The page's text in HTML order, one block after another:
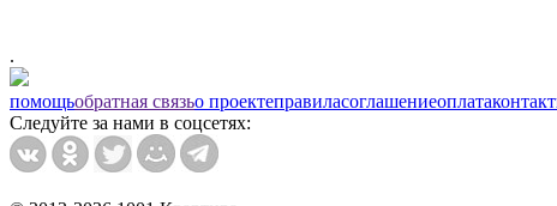
.
помощьобратная связьо проектеправиласоглашениеоплата
Следуйте за нами в соцсетях: